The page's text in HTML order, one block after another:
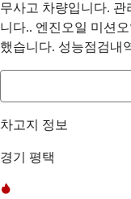
무사고 차량입니다.
니다.. 엔진오일 미션
했습니다. 성능점검내
차고지 정보
경기 평택